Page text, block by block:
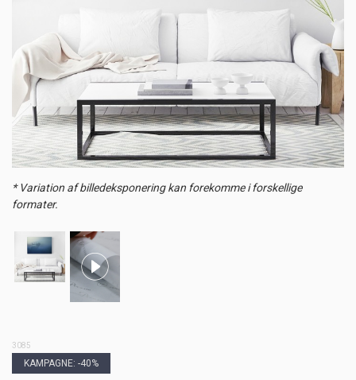
* Variation af billedeksponering kan forekomme i forskellige
formater.
3085
KAMPAGNE: -40%